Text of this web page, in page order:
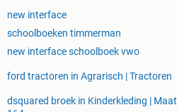
new interface
schoolboeken timmerman
new interface schoolboek vwo
ford tractoren in Agrarisch | Tractoren
dsquared broek in Kinderkleding | Maat